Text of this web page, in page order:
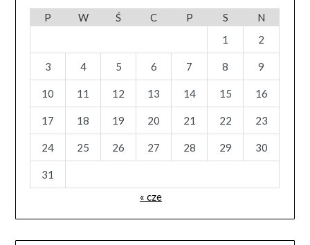
P W Ś C P S
N
1
2
3 4 5 6 7 8 9
10 11 12 13 14 15 16
17 18 19 20 21 22 23
24 25 26 27 28 29 30
31
« cze